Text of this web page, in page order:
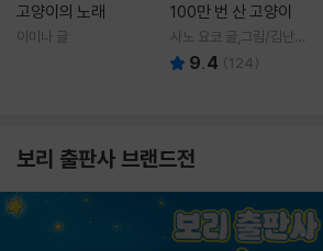
고양이의 노래
이미나 글
100만 번 산 고양이
사노 요코 글,그림/김난주
역 9.4 (124)
보리 출판사 브랜드전